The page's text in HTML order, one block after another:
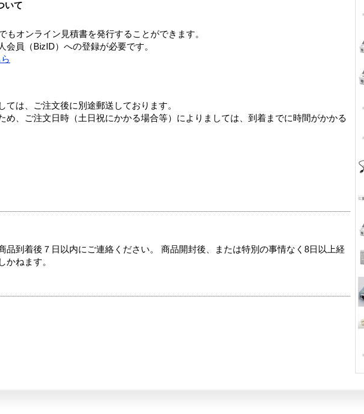
いて
オンライン見積書を発行することができます。
員（BizID）への登録が必要です。
は、ご注文後に別途郵送しております。
め、ご注文日時（土日祝にかかる場合等）によりましては、到着までに時間がかかる
品到着後７日以内にご連絡ください。 商品開封後、または特別の事情なく8日以上経
かねます。